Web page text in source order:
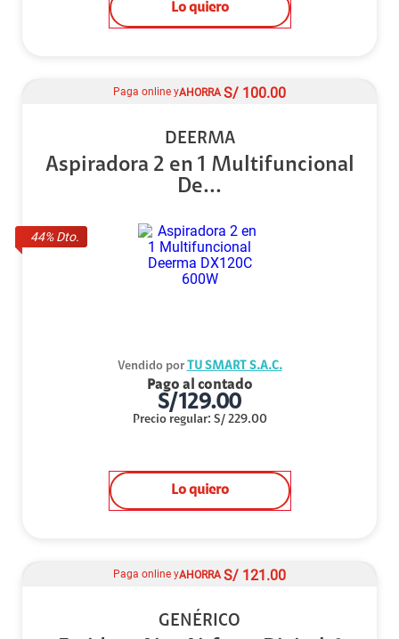
Lo quiero
44% Dto.
Paga online yAHORRA S/ 100.00
DEERMA
Aspiradora 2 en 1 Multifuncional
De...
Vendido por TU SMART S.A.C.
Pago al contado
S/129.00
Precio regular: S/ 229.00
Lo quiero
Paga online yAHORRA S/ 121.00
GENÉRICO